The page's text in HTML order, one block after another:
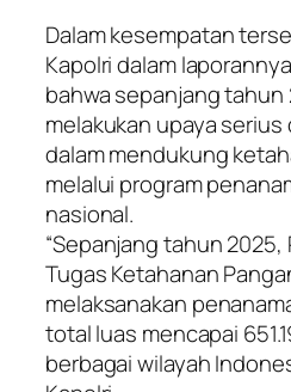
Dalam kesempatan
Kapolri dalam
bahwa sepanjang tahun
melakukan upaya
dalam mendukung
melalui program
nasional.
“Sepanjang tahun 2025,
Tugas Ketahanan
melaksanakan
total luas mencapai
berbagai wilayah